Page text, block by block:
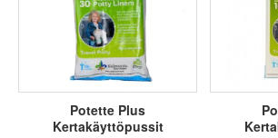
Potette Plus
Kertakäyttöpussit